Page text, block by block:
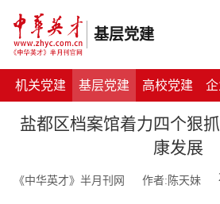
基层党建
机关党建 基层党建 高校党建
盐都区档案馆着力四个狠
康发展
《中华英才》半月刊网 作者:陈天妹